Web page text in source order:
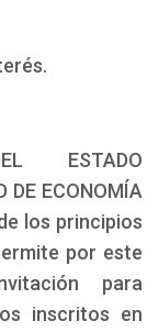
ESTADO
DE ECONOMÍA
los principios
por este
para
inscritos en